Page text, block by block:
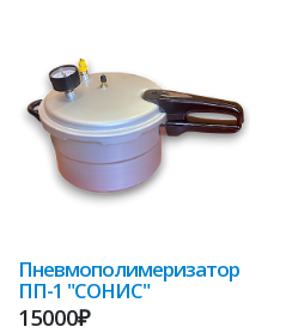
Пневмополимеризатор
ПП-1 "СОНИС"
15000₽